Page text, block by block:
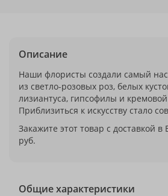
Описание
Наши флористы создали самый
из светло-розовых роз, белых
лизиантуса, гипсофилы и
Приблизиться к искусству стало
Закажите этот товар с доставкой в
руб.
Общие характеристики